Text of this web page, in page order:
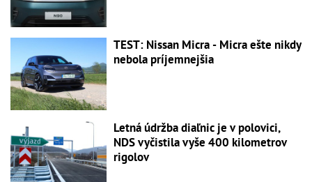
TEST: Nissan Micra - Micra ešte nikdy
nebola príjemnejšia
Letná údržba diaľnic je v polovici,
NDS vyčistila vyše 400 kilometrov
rigolov